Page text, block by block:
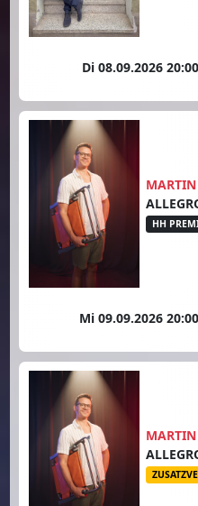
Di 08.09.2026 20:00
HH
Mi 09.09.2026 20:00